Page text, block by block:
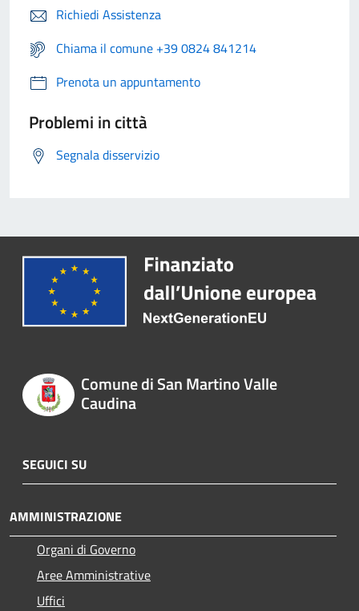
Richiedi Assistenza
Chiama il comune +39 0824 841214
Prenota un appuntamento
Problemi in città
Segnala disservizio
Comune di San Martino Valle
Caudina
SEGUICI SU
AMMINISTRAZIONE
Organi di Governo
Aree Amministrative
Uffici